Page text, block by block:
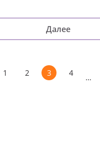
Далее
1 2 3 4 …